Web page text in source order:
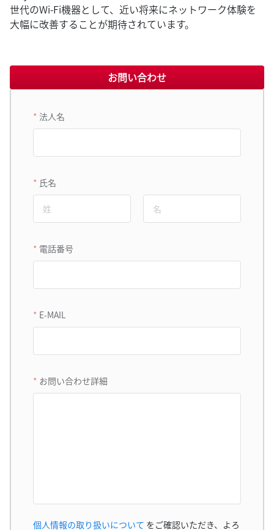
世代のWi-Fi機器として、近い将来にネットワーク体験を
大幅に改善することが期待されています。
お問い合わせ
法人名
氏名
電話番号
E-MAIL
お問い合わせ詳細
個人情報の取り扱いについて をご確認いただき、よろ